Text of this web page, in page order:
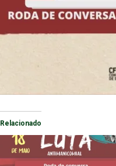
Relacionado